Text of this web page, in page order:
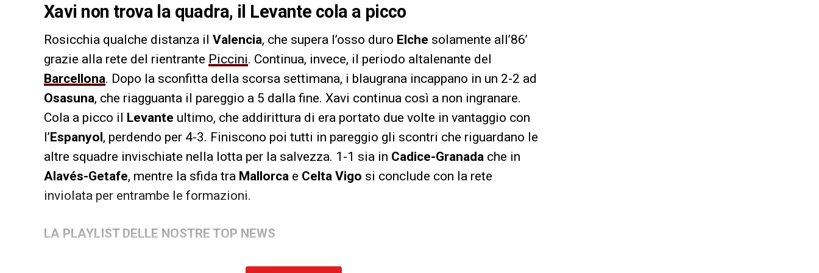
Xavi non trova la quadra, il Levante cola a picco
Rosicchia qualche distanza il Valencia, che supera l’osso duro Elche solamente all’86’
grazie alla rete del rientrante Piccini. Continua, invece, il periodo altalenante del
Barcellona. Dopo la sconfitta della scorsa settimana, i blaugrana incappano in un 2-2 ad
Osasuna, che riagguanta il pareggio a 5 dalla fine. Xavi continua così a non ingranare.
Cola a picco il Levante ultimo, che addirittura di era portato due volte in vantaggio con
l’Espanyol, perdendo per 4-3. Finiscono poi tutti in pareggio gli scontri che riguardano le
altre squadre invischiate nella lotta per la salvezza. 1-1 sia in Cadice-Granada che in
Alavés-Getafe, mentre la sfida tra Mallorca e Celta Vigo si conclude con la rete
inviolata per entrambe le formazioni.
LA PLAYLIST DELLE NOSTRE TOP NEWS